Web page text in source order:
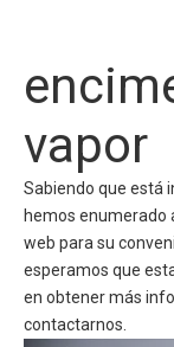
vapor
Sabiendo que está
hemos enumerado
web para su
esperamos que
en obtener más
contactarnos.